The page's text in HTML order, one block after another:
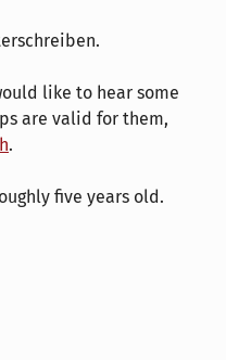
like to hear some
are valid for them,
.
five years old.